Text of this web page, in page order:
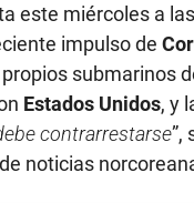
este miércoles a
impulso de
submarinos
Estados Unidos, y
contrarrestarse”,
noticias